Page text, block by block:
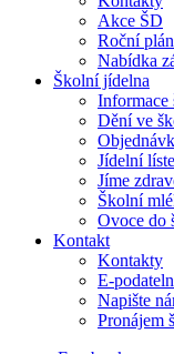
Akce ŠD
Roční
Nabídka
Školní jídelna
Dění ve
Jídelní
Jíme
Školní
Ovoce do
Kontakt
Kontakty
E-
Napište
Pronájem